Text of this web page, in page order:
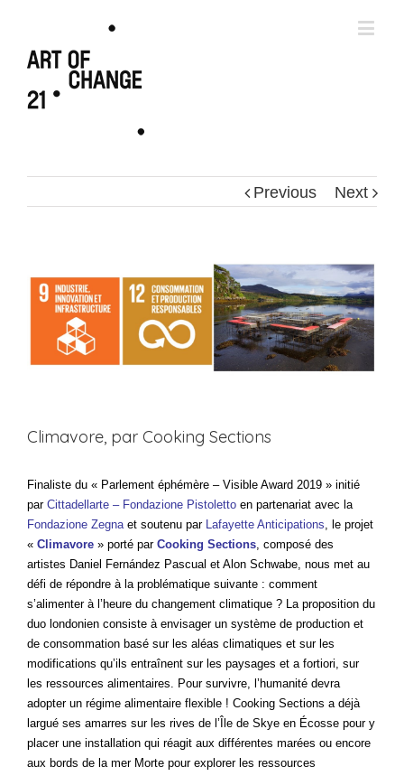
Previous Next
Climavore, par Cooking Sections
Finaliste du « Parlement éphémère – Visible Award 2019 » initié
par Cittadellarte – Fondazione Pistoletto en partenariat avec la
Fondazione Zegnaet soutenu par Lafayette Anticipations, le projet
« Climavore » porté par Cooking Sections, composé des
artistes Daniel Fernández Pascual et Alon Schwabe, nous met au
défi de répondre à la problématique suivante : comment
s’alimenter à l’heure du changement climatique ? La proposition du
duo londonien consiste à envisager un système de production et
de consommation basé sur les aléas climatiques et sur les
modifications qu’ils entraînent sur les paysages et a fortiori, sur
les ressources alimentaires. Pour survivre, l’humanité devra
adopter un régime alimentaire flexible ! Cooking Sections a déjà
largué ses amarres sur les rives de l’Île de Skye en Écosse pour y
placer une installation qui réagit aux différentes marées ou encore
aux bords de la mer Morte pour explorer les ressources